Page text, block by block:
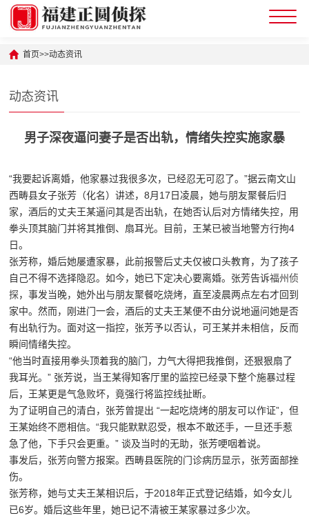
首页>>动态资讯
动态资讯
男子深夜逼问妻子是否出轨，情绪失控实施家暴
“我要起诉离婚，他家暴过我很多次，已经忍无可忍了。”据云南文山
西畴县女子张芳（化名）讲述，8月17日凌晨，她与朋友聚餐后归
家，酒后的丈夫王某逼问其是否出轨，在她否认后对方情绪失控，用
拳头顶其脑门并将其推倒、扇耳光。目前，王某已被当地警方行拘4
日。
张芳称，婚后她屡遭家暴，此前报警后丈夫仅被口头教育，为了孩子
自己不得不选择隐忍。如今，她已下定决心要离婚。张芳告诉福州侦
探，事发当晚，她外出与朋友聚餐吃烧烤，直至凌晨两点左右才回到
家中。然而，刚进门一会，酒后的丈夫王某便不由分说地逼问她是否
有出轨行为。面对这一指控，张芳予以否认，可王某并未相信，反而
瞬间情绪失控。
“他当时直接用拳头顶着我的脑门，力气大得把我推倒，还狠狠扇了
我耳光。” 张芳说，当王某得知客厅里的监控已经录下整个施暴过程
后，王某更是气急败坏，竟强行将监控线扯断。
为了证明自己的清白，张芳曾提出 “一起吃烧烤的朋友可以作证”，但
王某始终不愿相信。“我只能默默忍受，根本不敢还手，一旦还手惹
急了他，下手只会更重。” 谈及当时的无助，张芳哽咽着说。
事发后，张芳向警方报案。西畴县医院的门诊病历显示，张芳面部挫
伤。
张芳称，她与丈夫王某相识后，于2018年正式登记结婚，如今女儿
已6岁。婚后这些年里，她已记不清被王某家暴过多少次。